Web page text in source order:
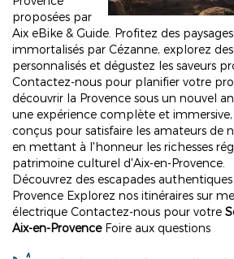
proposées par
Aix eBike & Guide. Profitez des
immortalisés par Cézanne, explorez
personnalisés et dégustez les saveurs
Contactez-nous pour planifier votre
découvrir la Provence sous un nouvel
une expérience complète et
conçus pour satisfaire les amateurs de
en mettant à l'honneur les richesses
patrimoine culturel d'Aix-en-Provence.
Découvrez des escapades
Provence Explorez nos itinéraires sur
électrique Contactez-nous pour votre
Aix-en-Provence Foire aux questions